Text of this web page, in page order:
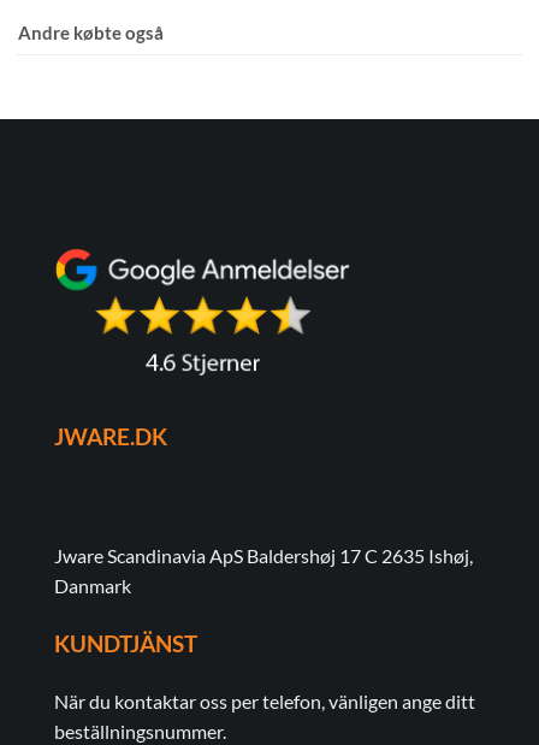
Andre købte også
JWARE.DK
Jware Scandinavia ApS Baldershøj 17 C 2635 Ishøj,
Danmark
KUNDTJÄNST
När du kontaktar oss per telefon, vänligen ange ditt
beställningsnummer.